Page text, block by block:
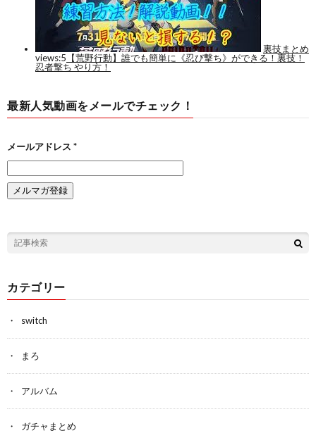
最新人気動画をメールでチェック！
メールアドレス *
カテゴリー
switch
まろ
アルバム
ガチャまとめ